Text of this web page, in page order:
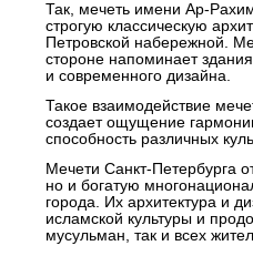
Так, мечеть имени Ар-
строгую классическую
Петровской набережной.
стороне напоминает
и современного дизайна.
Такое взаимодействие
создает ощущение
способность различных
Мечети Санкт-Петербурга
но и богатую
города. Их архитектура и
исламской культуры и
мусульман, так и всех